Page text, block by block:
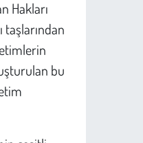
Hakları
taşlarından
bu